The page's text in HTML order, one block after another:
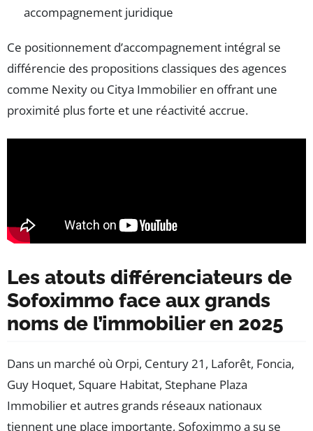
accompagnement juridique
Ce positionnement d’accompagnement intégral se
différencie des propositions classiques des agences
comme Nexity ou Citya Immobilier en offrant une
proximité plus forte et une réactivité accrue.
Les atouts différenciateurs de
Sofoximmo face aux grands
noms de l’immobilier en 2025
Dans un marché où Orpi, Century 21, Laforêt, Foncia,
Guy Hoquet, Square Habitat, Stephane Plaza
Immobilier et autres grands réseaux nationaux
tiennent une place importante, Sofoximmo a su se